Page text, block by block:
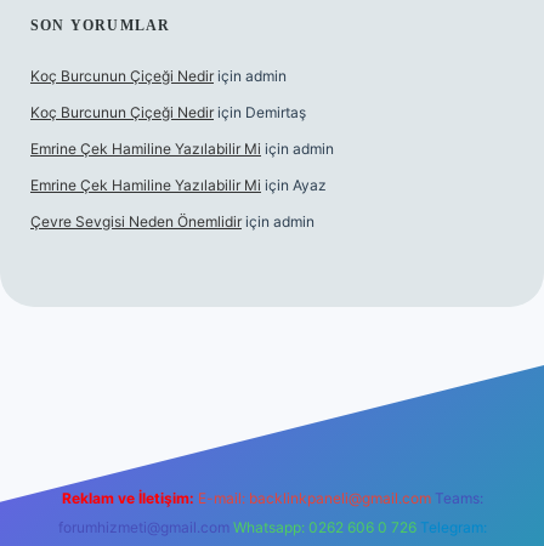
SON YORUMLAR
Koç Burcunun Çiçeği Nedir için admin
Koç Burcunun Çiçeği Nedir için Demirtaş
Emrine Çek Hamiline Yazılabilir Mi için admin
Emrine Çek Hamiline Yazılabilir Mi için Ayaz
Çevre Sevgisi Neden Önemlidir için admin
Reklam ve İletişim: E-mail: backlinkpaneli@gmail.com Teams:
forumhizmeti@gmail.com Whatsapp: 0262 606 0 726 Telegram: